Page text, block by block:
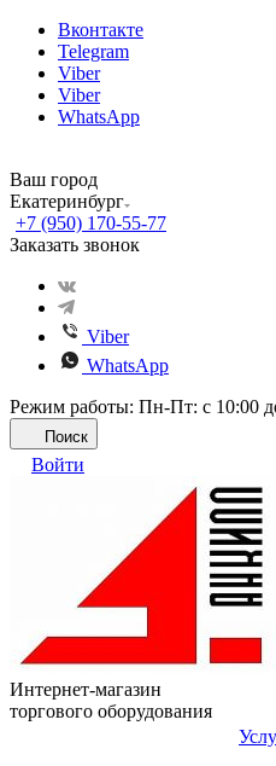
Вконтакте
Telegram
Viber
Viber
WhatsApp
Ваш город
Екатеринбург
+7 (950) 170-55-77
Заказать звонок
Viber
WhatsApp
Режим работы: Пн-Пт: с 10:00
Поиск
Войти
Интернет-магазин
торгового оборудования